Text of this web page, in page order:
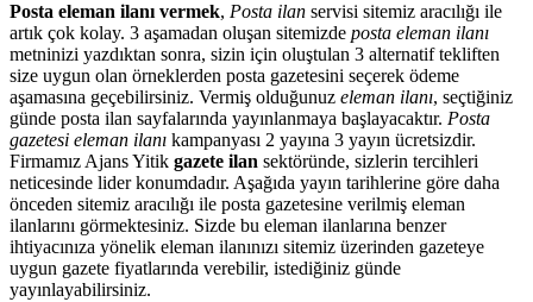
Posta eleman ilanı vermek, Posta ilan servisi sitemiz aracılığı ile
artık çok kolay. 3 aşamadan oluşan sitemizde posta eleman ilanı
metninizi yazdıktan sonra, sizin için oluştulan 3 alternatif tekliften
size uygun olan örneklerden posta gazetesini seçerek ödeme
aşamasına geçebilirsiniz. Vermiş olduğunuz eleman ilanı, seçtiğiniz
günde posta ilan sayfalarında yayınlanmaya başlayacaktır. Posta
gazetesi eleman ilanı kampanyası 2 yayına 3 yayın ücretsizdir.
Firmamız Ajans Yitik gazete ilan sektöründe, sizlerin tercihleri
neticesinde lider konumdadır. Aşağıda yayın tarihlerine göre daha
önceden sitemiz aracılığı ile posta gazetesine verilmiş eleman
ilanlarını görmektesiniz. Sizde bu eleman ilanlarına benzer
ihtiyacınıza yönelik eleman ilanınızı sitemiz üzerinden gazeteye
uygun gazete fiyatlarında verebilir, istediğiniz günde
yayınlayabilirsiniz.